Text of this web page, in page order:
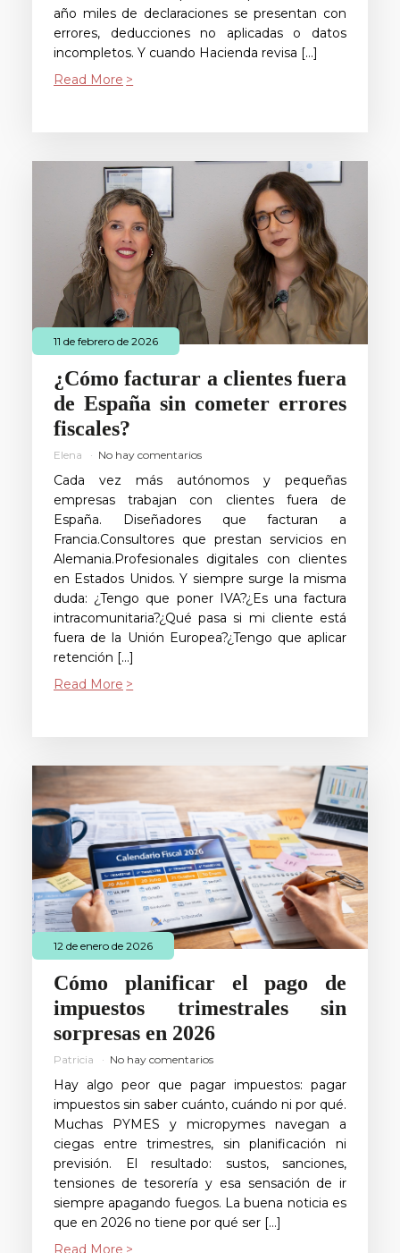
año miles de declaraciones se presentan con
errores, deducciones no aplicadas o datos
incompletos. Y cuando Hacienda revisa […]
Read More
11 de febrero de 2026
¿Cómo facturar a clientes fuera
de España sin cometer errores
fiscales?
Elena No hay comentarios
Cada vez más autónomos y pequeñas
empresas trabajan con clientes fuera de
España. Diseñadores que facturan a
Francia.Consultores que prestan servicios en
Alemania.Profesionales digitales con clientes
en Estados Unidos. Y siempre surge la misma
duda: ¿Tengo que poner IVA?¿Es una factura
intracomunitaria?¿Qué pasa si mi cliente está
fuera de la Unión Europea?¿Tengo que aplicar
retención […]
Read More
12 de enero de 2026
Cómo planificar el pago de
impuestos trimestrales sin
sorpresas en 2026
Patricia No hay comentarios
Hay algo peor que pagar impuestos: pagar
impuestos sin saber cuánto, cuándo ni por qué.
Muchas PYMES y micropymes navegan a
ciegas entre trimestres, sin planificación ni
previsión. El resultado: sustos, sanciones,
tensiones de tesorería y esa sensación de ir
siempre apagando fuegos. La buena noticia es
que en 2026 no tiene por qué ser […]
Read More